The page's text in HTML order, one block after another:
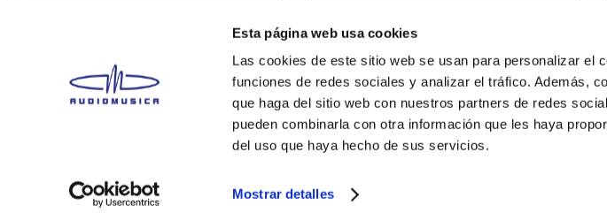
Esta página web usa cookies
Las cookies de este sitio web se usan para personalizar el
funciones de redes sociales y analizar el tráfico. Además,
que haga del sitio web con nuestros partners de redes
pueden combinarla con otra información que les haya
del uso que haya hecho de sus servicios.
Mostrar detalles
INSTRUMENTO ERNIE BALL
Ernie Ball